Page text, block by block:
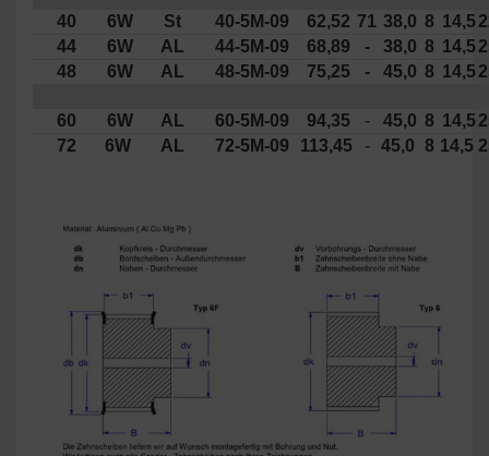
40 6W St 40-5M-09 62,52 71 38,0 8 14,5
44
6W AL 44-5M-09 68,89 - 38,0 8 14,5
48
6W AL 48-5M-09 75,25 - 45,0 8 14,5
60 6W AL 60-5M-09 94,35 - 45,0 8 14,5
72
6W AL 72-5M-09 113,45 - 45,0 8 14,5